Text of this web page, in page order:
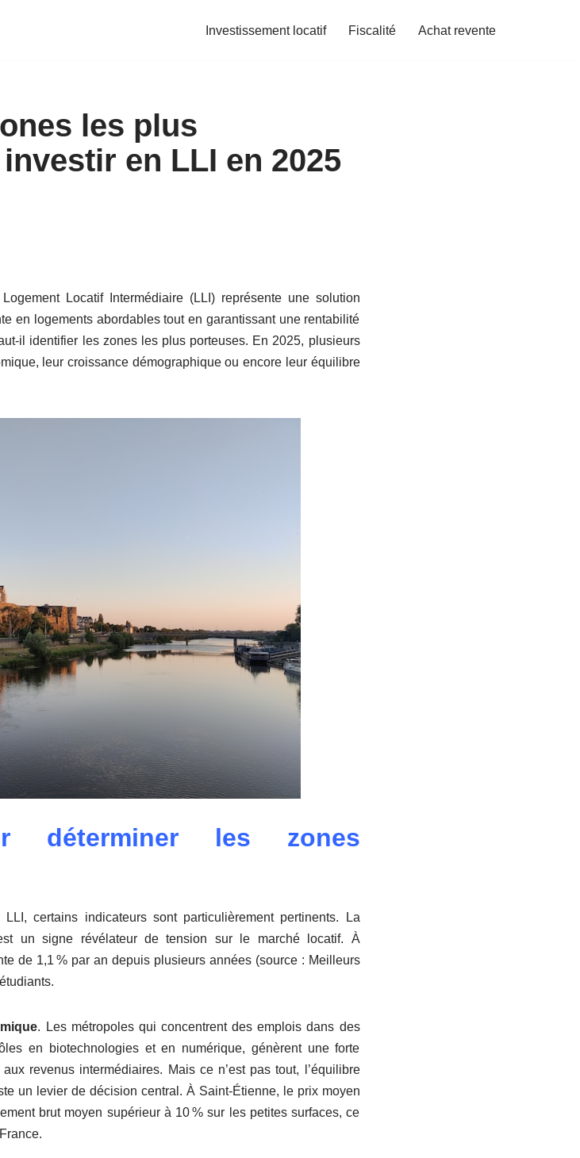
Investissement locatif Fiscalité Achat revente
les plus
en LLI en 2025
Locatif Intermédiaire (LLI) représente une solution
en logements abordables tout en garantissant une rentabilité
il identifier les zones les plus porteuses. En 2025, plusieurs
leur croissance démographique ou encore leur équilibre
déterminer les zones
certains indicateurs sont particulièrement pertinents. La
un signe révélateur de tension sur le marché locatif. À
de 1,1 % par an depuis plusieurs années (source : Meilleurs
. Les métropoles qui concentrent des emplois dans des
en biotechnologies et en numérique, génèrent une forte
revenus intermédiaires. Mais ce n’est pas tout, l’équilibre
un levier de décision central. À Saint-Étienne, le prix moyen
brut moyen supérieur à 10 % sur les petites surfaces, ce